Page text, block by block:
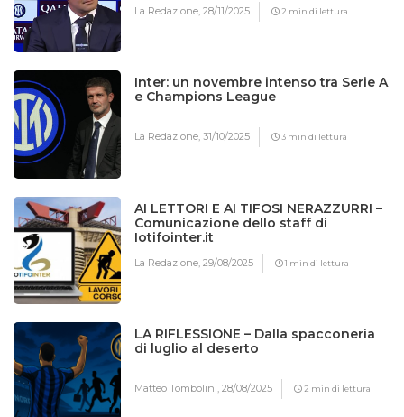
La Redazione,28/11/2025 2 min di lettura
Inter: un novembre intenso tra Serie A
e Champions League
La Redazione,31/10/2025 3 min di lettura
AI LETTORI E AI TIFOSI NERAZZURRI –
Comunicazione dello staff di
Iotifointer.it
La Redazione,29/08/2025 1 min di lettura
LA RIFLESSIONE – Dalla spacconeria
di luglio al deserto
Matteo Tombolini,28/08/2025 2 min di lettura